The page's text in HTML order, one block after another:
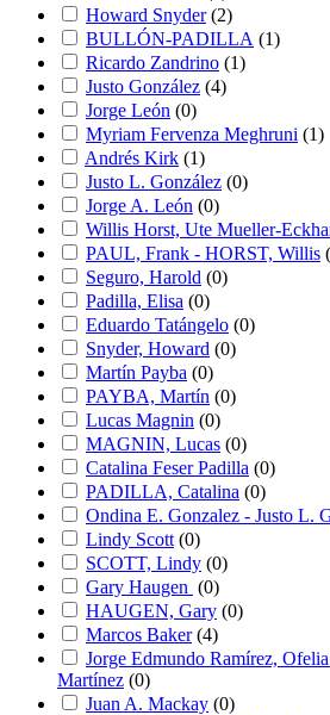
Howard Snyder (2)
BULLÓN-PADILLA (1)
Ricardo Zandrino (1)
Justo González (4)
Jorge León (0)
Myriam Fervenza Meghruni (1)
Andrés Kirk (1)
Justo L. González (0)
Jorge A. León (0)
Willis Horst, Ute Mueller-
PAUL, Frank - HORST, Willis (
Seguro, Harold (0)
Padilla, Elisa (0)
Eduardo Tatángelo (0)
Snyder, Howard (0)
Martín Payba (0)
PAYBA, Martín (0)
Lucas Magnin (0)
MAGNIN, Lucas (0)
Catalina Feser Padilla (0)
PADILLA, Catalina (0)
Ondina E. Gonzalez - Justo L.
Lindy Scott (0)
SCOTT, Lindy (0)
Gary Haugen (0)
HAUGEN, Gary (0)
Marcos Baker (4)
Jorge Edmundo Ramírez,
Martínez (0)
Juan A. Mackay (0)